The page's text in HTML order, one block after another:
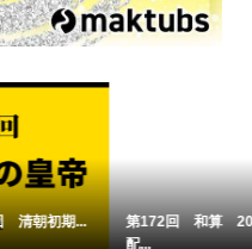
第172回 和算 2022年10月10日